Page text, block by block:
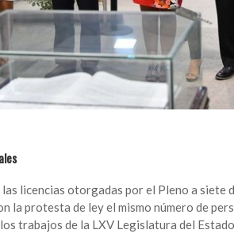
licencias otorgadas por el Pleno a siete
la protesta de ley el mismo número de
trabajos de la LXV Legislatura del